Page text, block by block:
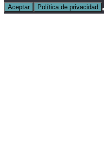
Aceptar Política de privacidad